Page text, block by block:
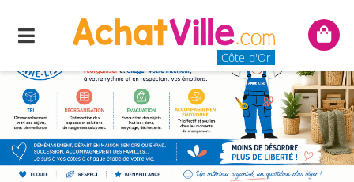
Menu
Côte-d'Or
Mon